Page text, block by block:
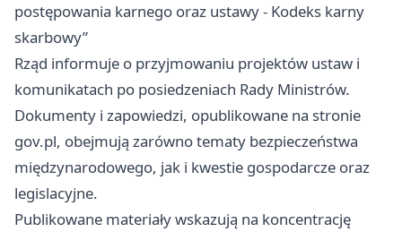
postępowania karnego oraz ustawy - Kodeks karny
skarbowy”
Rząd informuje o przyjmowaniu projektów ustaw i
komunikatach po posiedzeniach Rady Ministrów.
Dokumenty i zapowiedzi, opublikowane na stronie
gov.pl, obejmują zarówno tematy bezpieczeństwa
międzynarodowego, jak i kwestie gospodarcze oraz
legislacyjne.
Publikowane materiały wskazują na koncentrację